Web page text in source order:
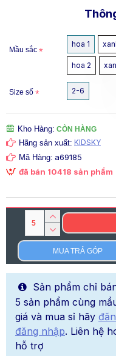
Kho Hàng: CÒN HÀNG
Hãng sản xuất: KIDSKY
Mã Hàng: a69185
đã bán 10418 sản phẩm
Mầu sắc
hoa 1
hoa 2
Size số 2-6
MUA TRẢ GÓP
Sản phẩm chỉ
5 sản phẩm cùng
giá và mua sỉ hãy
đăng nhập. Liên hệ
hỗ trợ